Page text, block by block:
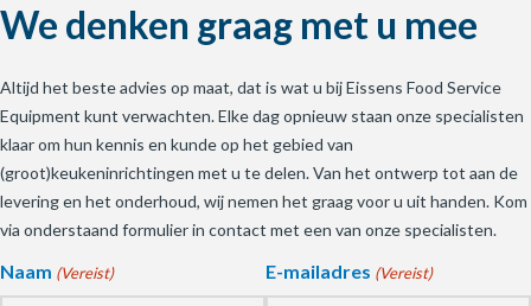
We denken graag met u mee
Altijd het beste advies op maat, dat is wat u bij Eissens Food Service
Equipment kunt verwachten. Elke dag opnieuw staan onze specialisten
klaar om hun kennis en kunde op het gebied van
(groot)keukeninrichtingen met u te delen. Van het ontwerp tot aan de
levering en het onderhoud, wij nemen het graag voor u uit handen. Kom
via onderstaand formulier in contact met een van onze specialisten.
Naam (Vereist) E-mailadres (Vereist)